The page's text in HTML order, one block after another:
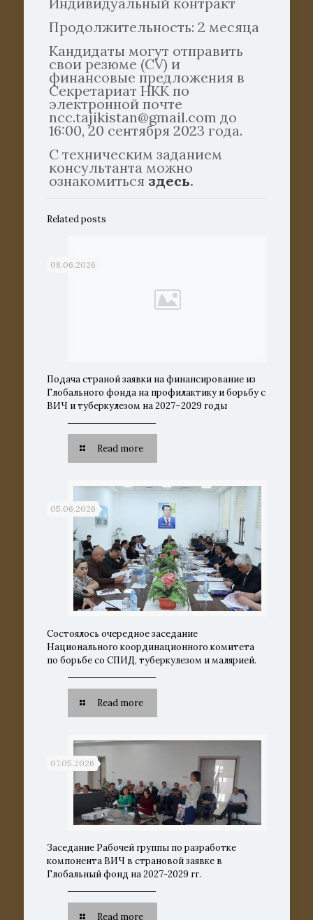
Продолжительность: 2 месяца
Кандидаты могут отправить
свои резюме (CV) и
финансовые предложения в
Секретариат НКК по
электронной почте
ncc.tajikistan@gmail.com до
16:00, 20 сентября 2023 года.
С техническим заданием
консультанта можно
ознакомиться здесь.
Related posts
08.06.2026
Подача страной заявки на финансирование из
Глобального фонда на профилактику и борьбу с
ВИЧ и туберкулезом на 2027–2029 годы
Read more
05.06.2026
Состоялось очередное заседание
Национального координационного комитета
по борьбе со СПИД, туберкулезом и малярией.
Read more
07.05.2026
Заседание Рабочей группы по разработке
компонента ВИЧ в страновой заявке в
Глобальный фонд на 2027-2029 гг.
Read more